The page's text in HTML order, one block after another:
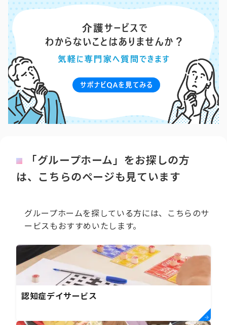
「グループホーム」をお探しの方
は、こちらのページも見ています
グループホームを探している方には、こちらのサ
ービスもおすすめいたします。
認知症デイサービス